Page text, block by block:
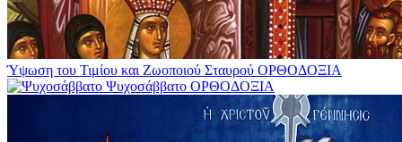
Ύψωση του Τιμίου και Ζωοποιού Σταυρού ΟΡΘΟΔΟΞΙΑ
Ψυχοσάββατο ΟΡΘΟΔΟΞΙΑ